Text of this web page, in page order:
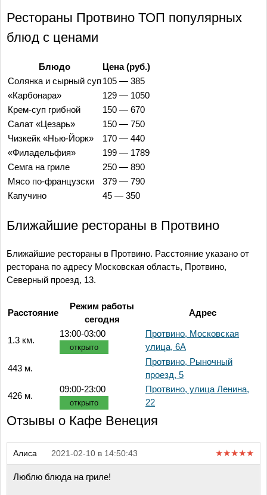
Рестораны Протвино ТОП популярных
блюд с ценами
Блюдо
Цена (руб.)
Солянка и сырный суп 105 — 385
«Карбонара»
129 — 1050
Крем-суп грибной
150 — 670
Салат «Цезарь»
150 — 750
Чизкейк «Нью-Йорк»
170 — 440
«Филадельфия»
199 — 1789
Семга на гриле
250 — 890
Мясо по-французски
379 — 790
Капучино
45 — 350
Ближайшие рестораны в Протвино
Ближайшие рестораны в Протвино. Расстояние указано от
ресторана по адресу Московская область, Протвино,
Северный проезд, 13.
Расстояние
Режим работы
сегодня
Адрес
1.3 км.
13:00-03:00
открыто
Протвино, Московская
улица, 6А
443 м.
Протвино, Рыночный
проезд, 5
426 м.
09:00-23:00
открыто
Протвино, улица Ленина,
22
Отзывы о Кафе Венеция
Алиса 2021-02-10 в 14:50:43
Люблю блюда на гриле!